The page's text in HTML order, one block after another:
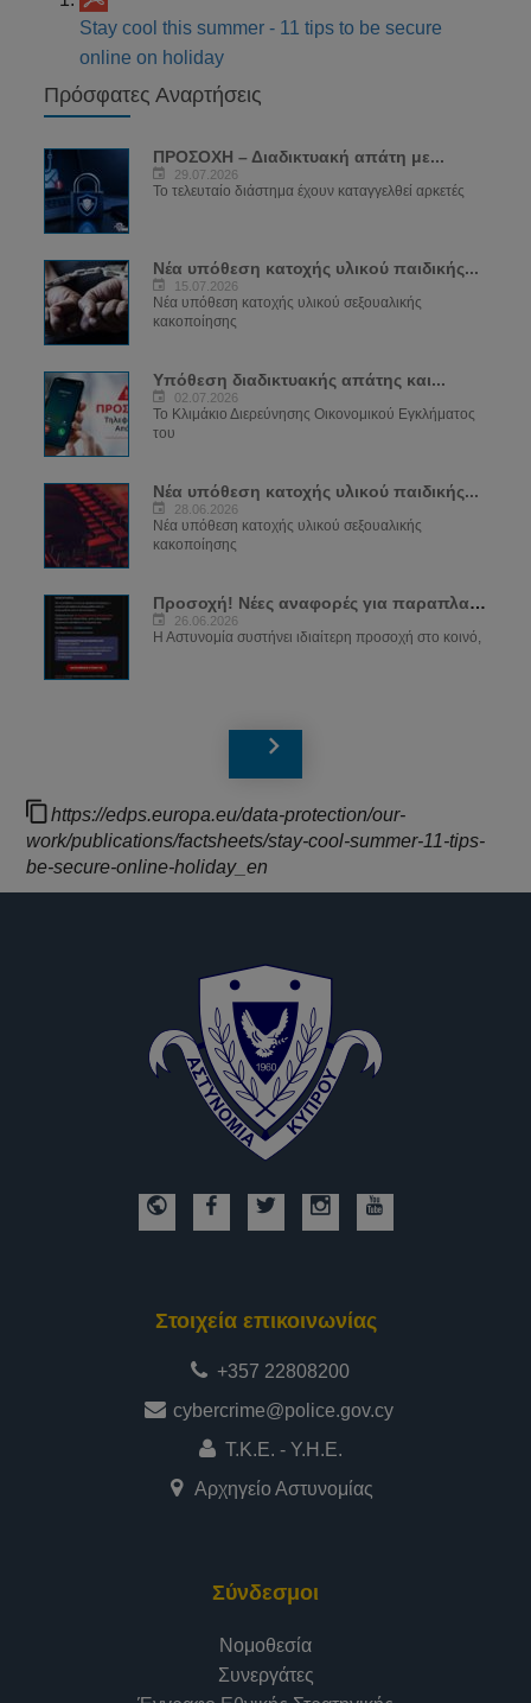
Stay cool this summer - 11 tips to be secure
online on holiday
Πρόσφατες Αναρτήσεις
ΠΡΟΣΟΧΗ – Διαδικτυακή απάτη με...
29.07.2026
Το τελευταίο διάστημα έχουν καταγγελθεί αρκετές
Νέα υπόθεση κατοχής υλικού παιδικής...
15.07.2026
Νέα υπόθεση κατοχής υλικού σεξουαλικής
κακοποίησης
Υπόθεση διαδικτυακής απάτης και...
02.07.2026
Το Κλιμάκιο Διερεύνησης Οικονομικού Εγκλήματος
του
Νέα υπόθεση κατοχής υλικού παιδικής...
28.06.2026
Νέα υπόθεση κατοχής υλικού σεξουαλικής
κακοποίησης
Προσοχή! Νέες αναφορές για παραπλανητικά...
26.06.2026
Η Αστυνομία συστήνει ιδιαίτερη προσοχή στο κοινό,
https://edps.europa.eu/data-protection/our-
work/publications/factsheets/stay-cool-summer-11-tips-
be-secure-online-holiday_en
Στοιχεία επικοινωνίας
+357 22808200
cybercrime@police.gov.cy
Τ.Κ.Ε. - Υ.Η.Ε.
Αρχηγείο Αστυνομίας
Σύνδεσμοι
Νομοθεσία
Συνεργάτες